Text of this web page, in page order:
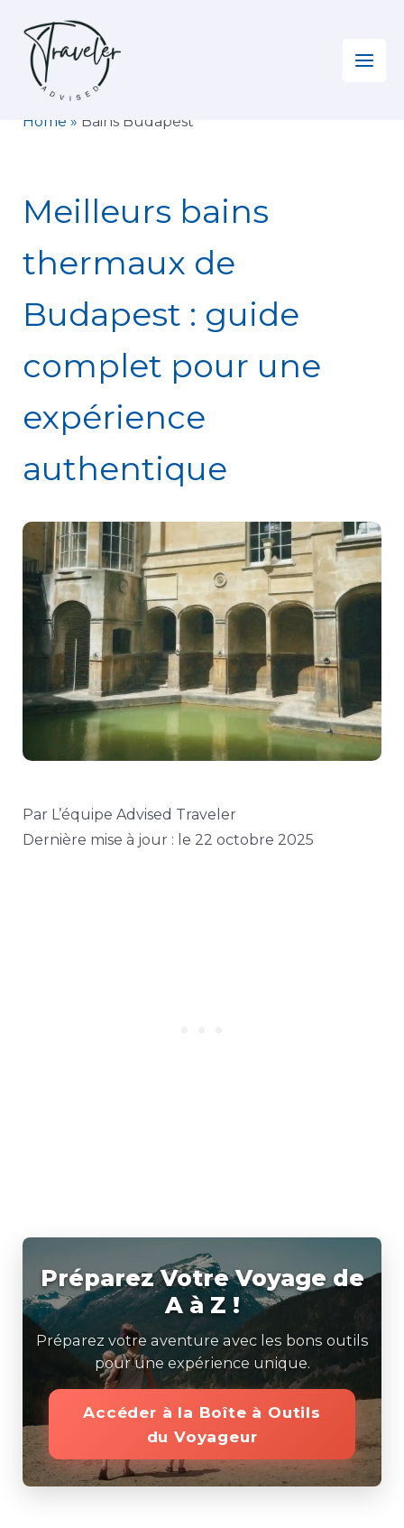
contenu
Home » Bains Budapest
Meilleurs bains
thermaux de
Budapest : guide
complet pour une
expérience
authentique
Par L’équipe Advised Traveler
Dernière mise à jour : le 22 octobre 2025
Préparez Votre Voyage de
A à Z !
Préparez votre aventure avec les bons outils
pour une expérience unique.
Accéder à la Boîte à Outils
du Voyageur